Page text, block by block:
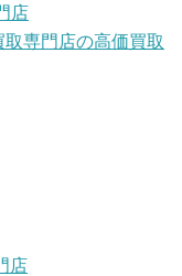
店
専門店の高価買取
店